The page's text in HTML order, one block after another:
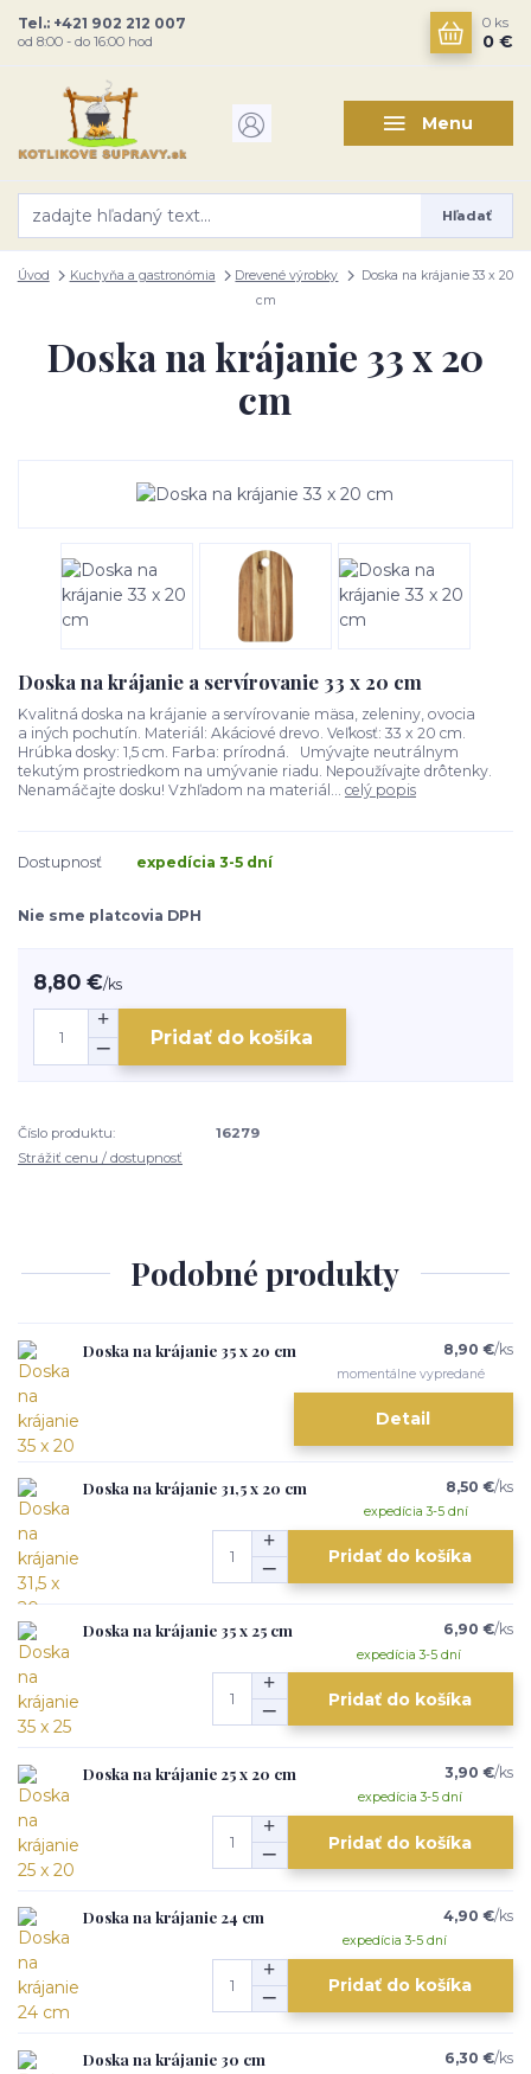
Menu
Hľadať
Tel.: +421 902 212 007
od 8:00 - do 16:00 hod
0 ks
0 €
Úvod Kuchyňa a gastronómia Drevené výrobky
Doska na krájanie 33 x 20
cm
Doska na krájanie 33 x 20
cm
Doska na krájanie a servírovanie 33 x 20 cm
Kvalitná doska na krájanie a servírovanie mäsa, zeleniny, ovocia
a iných pochutín. Materiál: Akáciové drevo. Veľkosť: 33 x 20 cm.
Hrúbka dosky: 1,5 cm. Farba: prírodná. Umývajte neutrálnym
tekutým prostriedkom na umývanie riadu. Nepoužívajte drôtenky.
Nenamáčajte dosku! Vzhľadom na materiál... celý popis
Dostupnosť expedícia 3-5 dní
Nie sme platcovia DPH
8,80 €/ks
Pridať do košíka
Číslo produktu:
16279
Strážiť cenu / dostupnosť
Podobné produkty
Doska na krájanie 35 x 20 cm 8,90 €/ks
momentálne vypredané
Detail
Doska na krájanie 31,5 x 20 cm 8,50 €/ks
expedícia 3-5 dní
Pridať do košíka
Doska na krájanie 35 x 25 cm 6,90 €/ks
expedícia 3-5 dní
Pridať do košíka
Doska na krájanie 25 x 20 cm 3,90 €/ks
expedícia 3-5 dní
Pridať do košíka
Doska na krájanie 24 cm 4,90 €/ks
expedícia 3-5 dní
Pridať do košíka
Doska na krájanie 30 cm 6,30 €/ks